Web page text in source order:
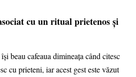
cu un ritual prietenos și
beau cafeaua dimineaţa când citesc
cu prieteni, iar acest gest este văzut